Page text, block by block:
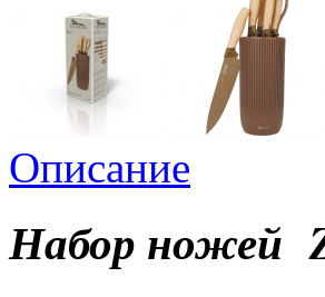
Описание
Набор ножей